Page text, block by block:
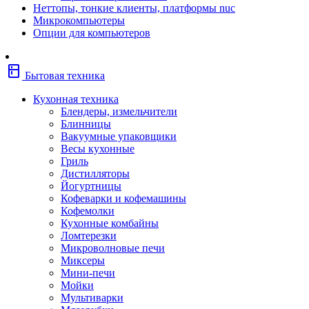
Фены
Щипцы
Электробритвы
Сушильные машины
Морозильные камеры
Плиты
Посудомоечные машины
Водонагреватели
Бойлеры
Встраиваемая техника
комбинированные
Духовые шкафы газовые
Неттопы, тонкие клиенты, платформы nuc
Микрокомпьютеры
Опции для компьютеров
kitchen Бытовая техника
Кухонная техника
Блендеры, измельчители
Блинницы
Вакуумные упаковщики
Весы кухонные
Гриль
Дистилляторы
Йогуртницы
Кофеварки и кофемашины
Кофемолки
Кухонные комбайны
Ломтерезки
Микроволновые печи
Миксеры
Мини-печи
Мойки
Мультиварки